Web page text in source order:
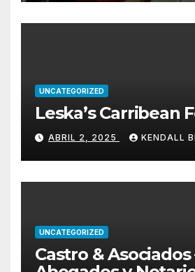
UNCATEGORIZED
Leska’s Carribean
ABRIL 2, 2025 KENDALL
UNCATEGORIZED
Castro & Asociados